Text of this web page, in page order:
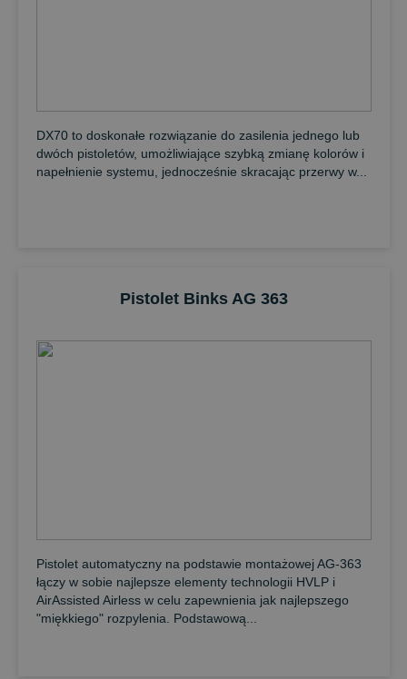
DX70 to doskonałe rozwiązanie do zasilenia jednego lub
dwóch pistoletów, umożliwiające szybką zmianę kolorów i
napełnienie systemu, jednocześnie skracając przerwy w...
Pistolet Binks AG 363
Pistolet automatyczny na podstawie montażowej AG-363
łączy w sobie najlepsze elementy technologii HVLP i
AirAssisted Airless w celu zapewnienia jak najlepszego
"miękkiego" rozpylenia. Podstawową...